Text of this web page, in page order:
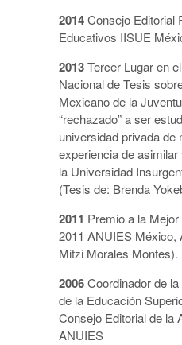
2014Consejo Editorial
Educativos IISUE
2013Tercer Lugar en
Nacional de Tesis
Mexicano de la
“rechazado” a ser
universidad privada de
experiencia de
la Universidad
(Tesis de: Brenda
2011 Premio a la
2011 ANUIES México,
Mitzi Morales Montes).
2006Coordinador de
de la Educación
Consejo Editorial de la
ANUIES